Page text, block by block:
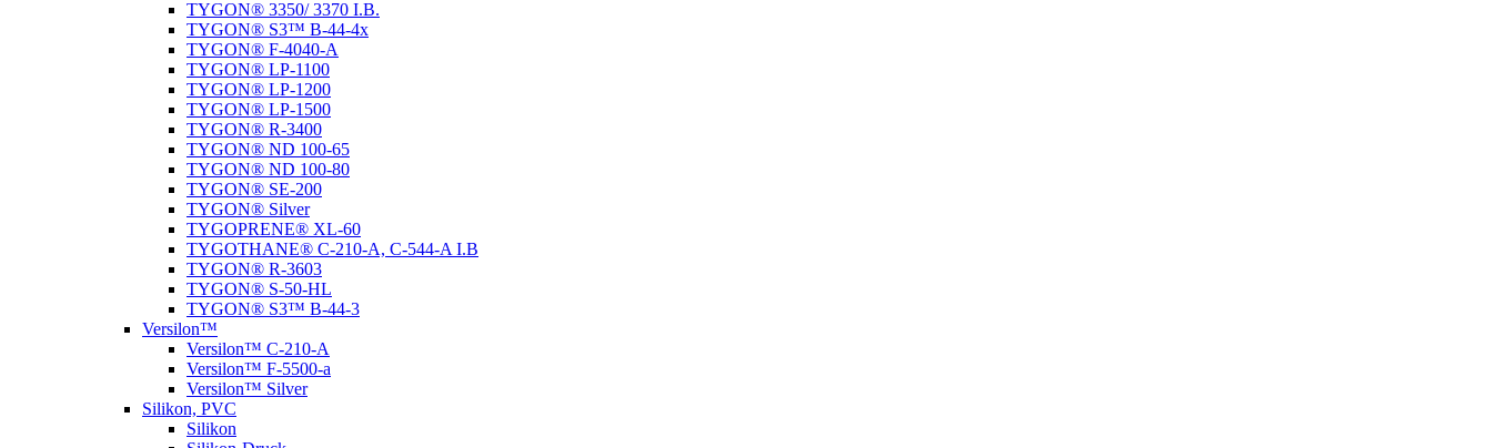
TYGON® 3350/ 3370 I.B.
TYGON® S3™ B-44-4x
TYGON® F-4040-A
TYGON® LP-1100
TYGON® LP-1200
TYGON® LP-1500
TYGON® R-3400
TYGON® ND 100-65
TYGON® ND 100-80
TYGON® SE-200
TYGON® Silver
TYGOPRENE® XL-60
TYGOTHANE® C-210-A, C-544-A I.B
TYGON® R-3603
TYGON® S-50-HL
TYGON® S3™ B-44-3
Versilon™
Versilon™ C-210-A
Versilon™ F-5500-a
Versilon™ Silver
Silikon, PVC
Silikon